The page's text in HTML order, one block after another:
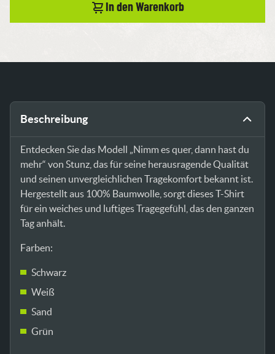
"Nimm
es
In den Warenkorb
Beschreibung
Entdecken Sie das Modell „Nimm es quer, dann hast du
mehr“ von Stunz, das für seine herausragende Qualität
und seinen unvergleichlichen Tragekomfort bekannt ist.
Hergestellt aus 100% Baumwolle, sorgt dieses T-Shirt
für ein weiches und luftiges Tragegefühl, das den ganzen
Tag anhält.
Farben:
Schwarz
Weiß
Sand
Grün